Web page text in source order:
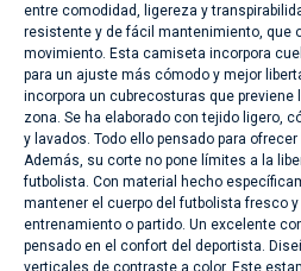
entre comodidad, ligereza y
resistente y de fácil mantenimiento, que
movimiento. Esta camiseta incorpora
para un ajuste más cómodo y mejor
incorpora un cubrecosturas que
zona. Se ha elaborado con tejido ligero,
y lavados. Todo ello pensado para
Además, su corte no pone límites a la
futbolista. Con material hecho
mantener el cuerpo del futbolista fresco
entrenamiento o partido. Un excelente
pensado en el confort del deportista.